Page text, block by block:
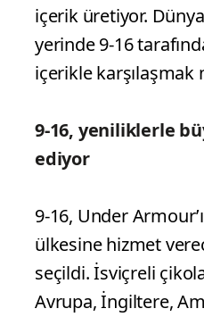
içerik üretiyor.
yerinde 9-16
içerikle karşılaşmak
9-16, yeniliklerle
ediyor
9-16, Under
ülkesine hizmet
seçildi. İsviçreli
Avrupa, İngiltere,